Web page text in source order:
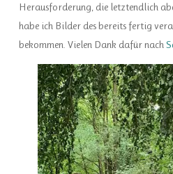
Herausforderung, die letztendlich
habe ich Bilder des bereits fertig
bekommen. Vielen Dank dafür nach